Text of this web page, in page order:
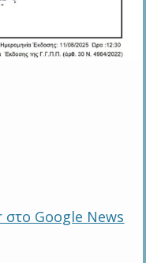
Google News